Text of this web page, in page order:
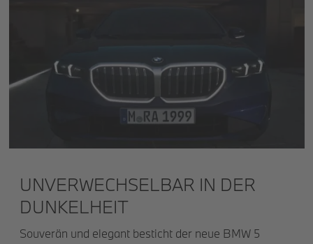
UNVERWECHSELBAR IN DER
DUNKELHEIT
Souverän und elegant besticht der neue BMW 5